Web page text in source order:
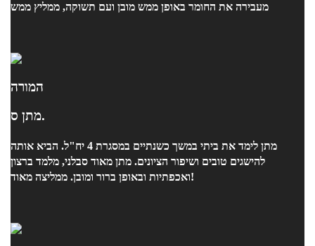
מעבירה את החומר באופן ממש מובן ועם תשוקה, ממליץ ממש
המורה
מתן ס.
מתן לימד את ביתי במשך כשנתיים במסגרת 4 יח"ל. הביא אותה
להישגים טובים ושיפור הציונים. מתן מאוד סבלני, מלמד ברצון
ואכפתיות ובאופן ברור ומובן. ממליצה מאוד!